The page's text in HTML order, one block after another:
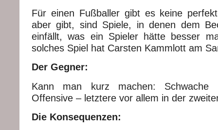
Für einen Fußballer gibt es keine
aber gibt, sind Spiele, in denen dem
einfällt, was ein Spieler hätte besser
solches Spiel hat Carsten Kammlott am
Der Gegner:
Kann man kurz machen: Schwache
Offensive – letztere vor allem in der
Die Konsequenzen: